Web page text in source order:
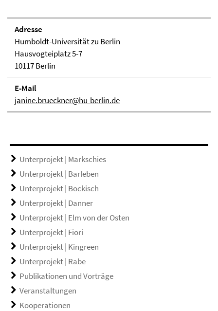
Adresse
Humboldt-Universität zu Berlin
Hausvogteiplatz 5-7
10117 Berlin
E-Mail
janine.brueckner@hu-berlin.de
Unterprojekt | Markschies
Unterprojekt | Barleben
Unterprojekt | Bockisch
Unterprojekt | Danner
Unterprojekt | Elm von der Osten
Unterprojekt | Fiori
Unterprojekt | Kingreen
Unterprojekt | Rabe
Publikationen und Vorträge
Veranstaltungen
Kooperationen